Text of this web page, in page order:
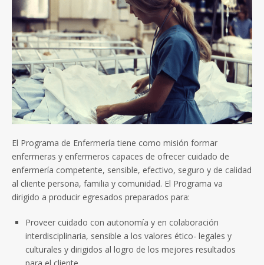
El Programa de Enfermería tiene como misión formar
enfermeras y enfermeros capaces de ofrecer cuidado de
enfermería competente, sensible, efectivo, seguro y de calidad
al cliente persona, familia y comunidad. El Programa va
dirigido a producir egresados preparados para:
Proveer cuidado con autonomía y en colaboración
interdisciplinaria, sensible a los valores ético- legales y
culturales y dirigidos al logro de los mejores resultados